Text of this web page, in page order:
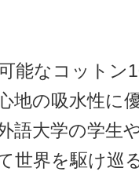
能なコットン
地の吸水性に
語大学の学生
世界を駆け巡